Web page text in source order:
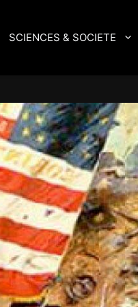
SCIENCES & SOCIETE